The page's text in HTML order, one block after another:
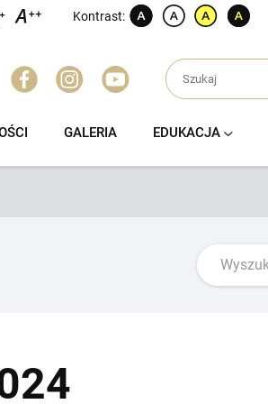
Kontrast:
GALERIA EDUKACJA